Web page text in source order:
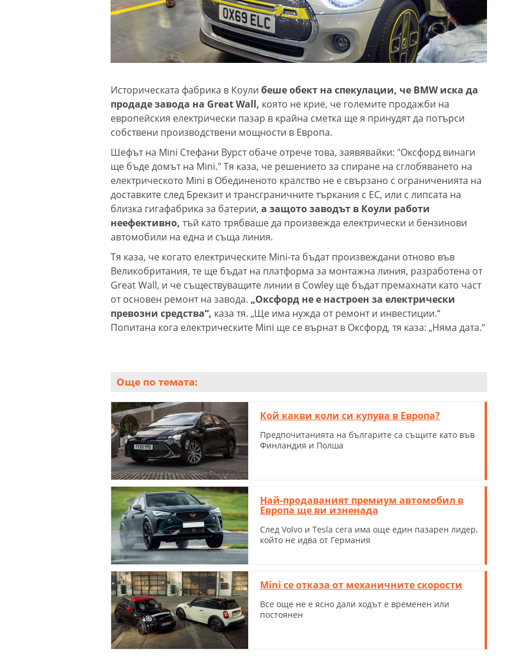
Историческата фабрика в Коули беше обект на спекулации, че BMW иска да
продаде завода на Great Wall, която не крие, че големите продажби на
европейския електрически пазар в крайна сметка ще я принудят да потърси
собствени производствени мощности в Европа.
Шефът на Mini Стефани Вурст обаче отрече това, заявявайки: "Оксфорд винаги
ще бъде домът на Mini." Тя каза, че решението за спиране на сглобяването на
електрическото Mini в Обединеното кралство не е свързано с ограниченията на
доставките след Брекзит и трансграничните търкания с ЕС, или с липсата на
близка гигафабрика за батерии, а защото заводът в Коули работи
неефективно, тъй като трябваше да произвежда електрически и бензинови
автомобили на една и съща линия.
Тя каза, че когато електрическите Mini-та бъдат произвеждани отново във
Великобритания, те ще бъдат на платформа за монтажна линия, разработена от
Great Wall, и че съществуващите линии в Cowley ще бъдат премахнати като част
от основен ремонт на завода. „Оксфорд не е настроен за електрически
превозни средства“, каза тя. „Ще има нужда от ремонт и инвестиции.“
Попитана кога електрическите Mini ще се върнат в Оксфорд, тя каза: „Няма дата.“
Още по темата:
Кой какви коли си купува в Европа?
Предпочитанията на българите са същите като във
Финландия и Полша
Най-продаваният премиум автомобил в
Европа ще ви изненада
След Volvo и Tesla сега има още един пазарен лидер,
който не идва от Германия
Mini сe отказа от механичните скорости
Все още не е ясно дали ходът е временен или
постоянен